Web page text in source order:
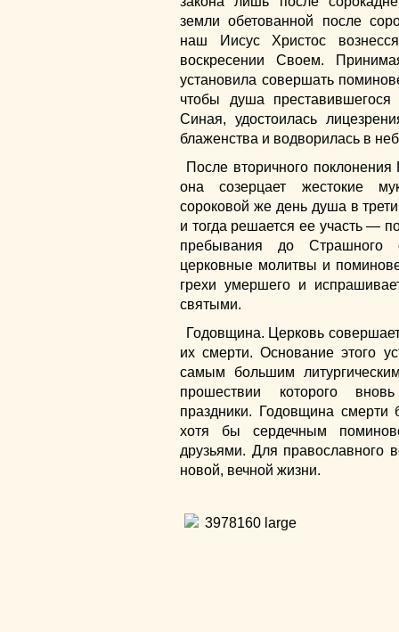
земли обетованной после
наш Иисус Христос
воскресении Своем.
установила совершать
чтобы душа
Синая, удостоилась
блаженства и водворилась в
После вторичного
она созерцает жестокие
сороковой же день душа в
и тогда решается ее участь —
пребывания до Страшного
церковные молитвы и
грехи умершего и
святыми.
Годовщина. Церковь
их смерти. Основание этого
самым большим
прошествии которого
праздники. Годовщина смерти
хотя бы сердечным
друзьями. Для
новой, вечной жизни.